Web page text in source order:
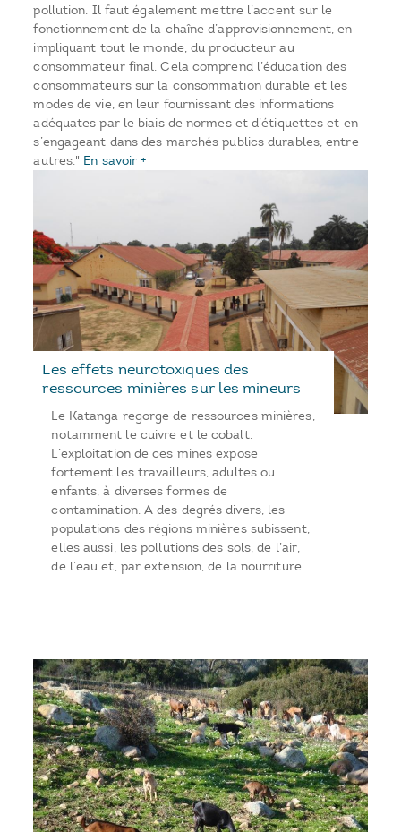
pollution. Il faut également mettre l’accent sur le
fonctionnement de la chaîne d’approvisionnement, en
impliquant tout le monde, du producteur au
consommateur final. Cela comprend l’éducation des
consommateurs sur la consommation durable et les
modes de vie, en leur fournissant des informations
adéquates par le biais de normes et d’étiquettes et en
s’engageant dans des marchés publics durables, entre
autres." En savoir +
Les effets neurotoxiques des
ressources minières sur les mineurs
Le Katanga regorge de ressources minières,
notamment le cuivre et le cobalt.
L’exploitation de ces mines expose
fortement les travailleurs, adultes ou
enfants, à diverses formes de
contamination. A des degrés divers, les
populations des régions minières subissent,
elles aussi, les pollutions des sols, de l’air,
de l’eau et, par extension, de la nourriture.